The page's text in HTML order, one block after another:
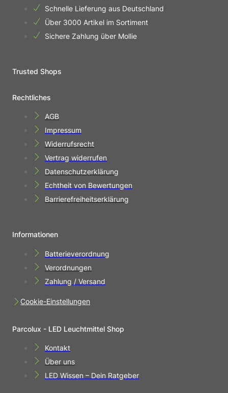
Schnelle Lieferung aus Deutschland
Über 3000 Artikel im Sortiment
Sichere Zahlung über Mollie
Trusted Shops
Rechtliches
AGB
Impressum
Widerrufsrecht
Vertrag widerrufen
Datenschutzerklärung
Echtheit von Bewertungen
Barrierefreiheitserklärung
Informationen
Batterieverordnung
Verordnungen
Zahlung / Versand
Cookie-Einstellungen
Parcolux - LED Leuchtmittel Shop
Kontakt
Über uns
LED Wissen – Dein Ratgeber